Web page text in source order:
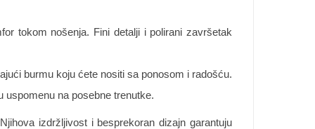
tokom nošenja. Fini detalji i polirani završetak
burmu koju ćete nositi sa ponosom i radošću.
na posebne trenutke.
izdržljivost i besprekoran dizajn garantuju